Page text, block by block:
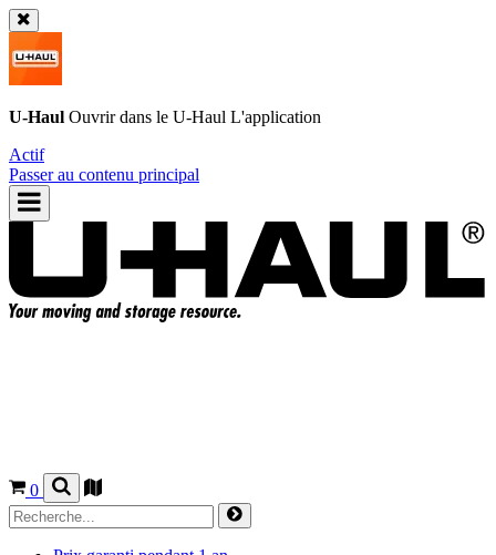
U-Haul Ouvrir dans le U-Haul L'application
Actif
Passer au contenu principal
0